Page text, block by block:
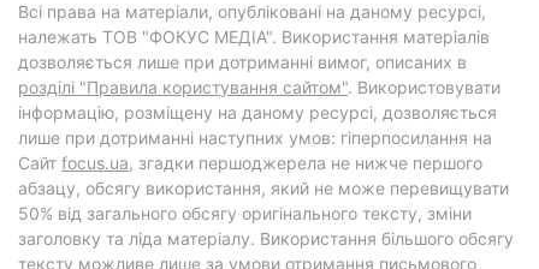
Всі права на матеріали, опубліковані на даному ресурсі,
належать ТОВ "ФОКУС МЕДІА". Використання матеріалів
дозволяється лише при дотриманні вимог, описаних в
розділі "Правила користування сайтом". Використовувати
інформацію, розміщену на даному ресурсі, дозволяється
лише при дотриманні наступних умов: гіперпосилання на
Cайт focus.ua, згадки першоджерела не нижче першого
абзацу, обсягу використання, який не може перевищувати
50% від загального обсягу оригінального тексту, зміни
заголовку та ліда матеріалу. Використання більшого обсягу
тексту можливе лише за умови отримання письмового